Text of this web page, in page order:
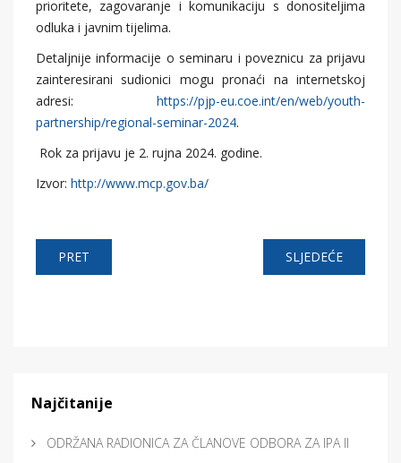
prioritete, zagovaranje i komunikaciju s donositeljima
odluka i javnim tijelima.
Detaljnije informacije o seminaru i poveznicu za prijavu
zainteresirani sudionici mogu pronaći na internetskoj
adresi: https://pjp-eu.coe.int/en/web/youth-
partnership/regional-seminar-2024.
Rok za prijavu je 2. rujna 2024. godine.
Izvor: http://www.mcp.gov.ba/
PRET SLJEDEĆE
Najčitanije
ODRŽANA RADIONICA ZA ČLANOVE ODBORA ZA IPA II